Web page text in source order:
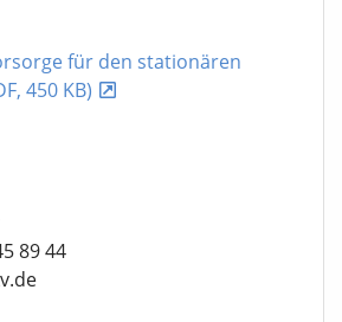
für den stationären
450 KB)
89 44